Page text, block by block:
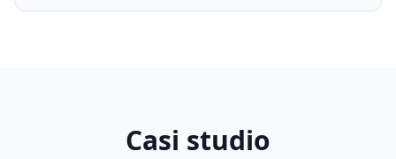
Casi studio